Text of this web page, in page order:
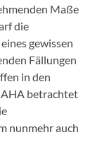
Maße
die
gewissen
Fällungen
in den
betrachtet
nunmehr auch